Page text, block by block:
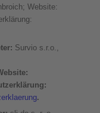
Website:
Survio s.r.o.,
.